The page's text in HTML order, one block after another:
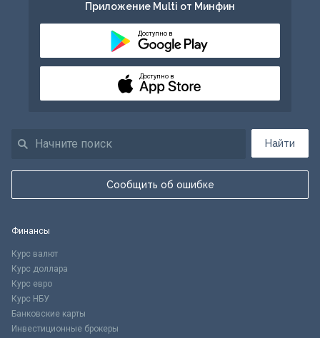
Найти
Сообщить об ошибке
Приложение Multi от Минфин
Доступно в
Доступно в
Финансы
Курс валют
Курс доллара
Курс евро
Курс НБУ
Банковские карты
Инвестиционные брокеры